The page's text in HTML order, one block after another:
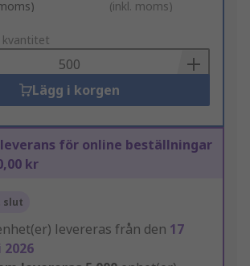
(inkl. moms)
kvantitet
Lägg i korgen
leverans för online beställningar
kr
slut
levereras från den 17